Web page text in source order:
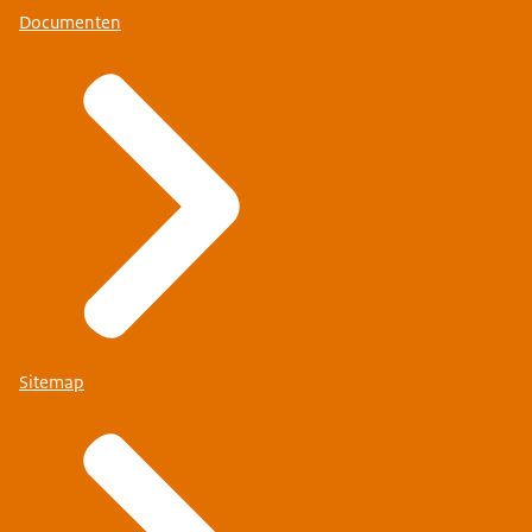
Documenten
Sitemap